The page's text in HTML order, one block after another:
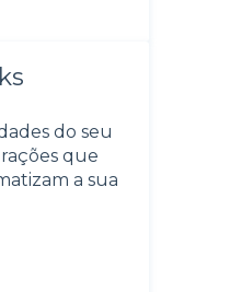
do seu
que
a sua